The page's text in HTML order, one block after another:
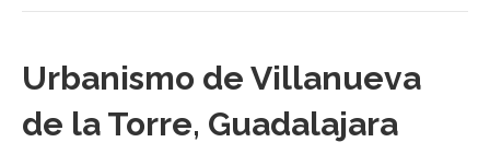
Urbanismo de Villanueva
de la Torre, Guadalajara